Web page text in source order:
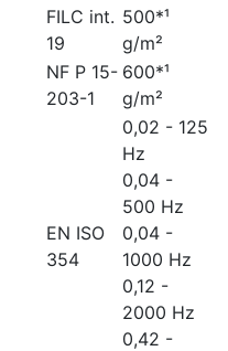
FILC int.
19
500*¹
g/m²
NF P 15-
203-1
600*¹
g/m²
EN ISO
354
0,02 - 125
Hz
0,04 -
500 Hz
0,04 -
1000 Hz
0,12 -
2000 Hz
0,42 -